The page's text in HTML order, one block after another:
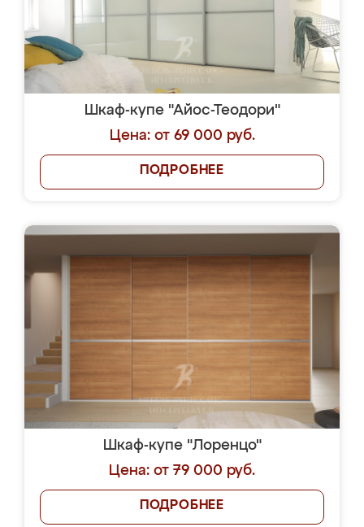
Шкаф-купе "Айос-Теодори"
Цена: от 69 000 руб.
ПОДРОБНЕЕ
Шкаф-купе "Лоренцо"
Цена: от 79 000 руб.
ПОДРОБНЕЕ